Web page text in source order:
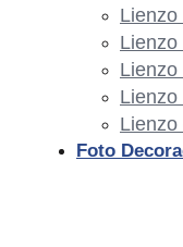
Lienzo
Lienzo
Lienzo
Lienzo
Lienzo
Foto